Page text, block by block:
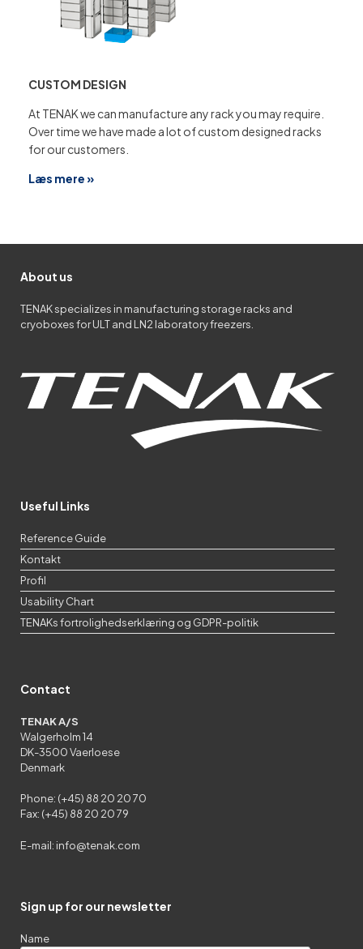
CUSTOM DESIGN
At TENAK we can manufacture any rack you may require.
Over time we have made a lot of custom designed racks
for our customers.
Læs mere »
About us
TENAK specializes in manufacturing storage racks and
cryoboxes for ULT and LN2 laboratory freezers.
Useful Links
Reference Guide
Kontakt
Profil
Usability Chart
TENAKs fortrolighedserklæring og GDPR-politik
Contact
TENAK A/S
Walgerholm 14
DK-3500 Vaerloese
Denmark
Phone: (+45) 88 20 20 70
Fax: (+45) 88 20 20 79
E-mail: info@tenak.com
Sign up for our newsletter
Name